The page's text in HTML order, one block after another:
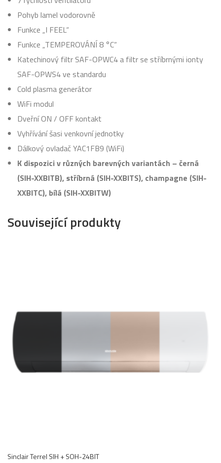
Pohyb lamel vodorovně
Funkce „I FEEL“
Funkce „TEMPEROVÁNÍ 8 °C“
Katechinový filtr SAF-OPWC4 a filtr se stříbrnými ionty
SAF-OPWS4 ve standardu
Cold plasma generátor
WiFi modul
Dveřní ON / OFF kontakt
Vyhřívání šasi venkovní jednotky
Dálkový ovladač YAC1FB9 (WiFi)
K dispozici v různých barevných variantách – černá
(SIH-XXBITB), stříbrná (SIH-XXBITS), champagne (SIH-
XXBITC), bílá (SIH-XXBITW)
Související produkty
Sinclair Terrel SIH + SOH-24BIT